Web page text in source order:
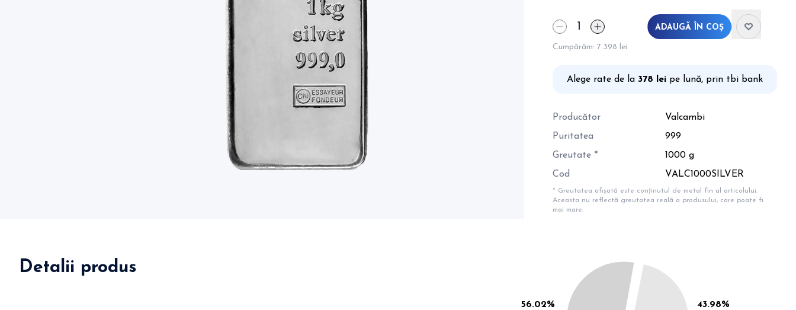
ADAUGĂ ÎN COȘ
Cumpărăm: 7.398 lei
Alege rate de la 378 lei pe lună, prin tbi bank
Producător
Valcambi
Puritatea
999
Greutate *
1000 g
Cod
VALC1000SILVER
* Greutatea afișată este conținutul de metal fin al articolului.
Aceasta nu reflectă greutatea reală a produsului, care poate fi
mai mare.
Detalii produs
56.02% 43.98%